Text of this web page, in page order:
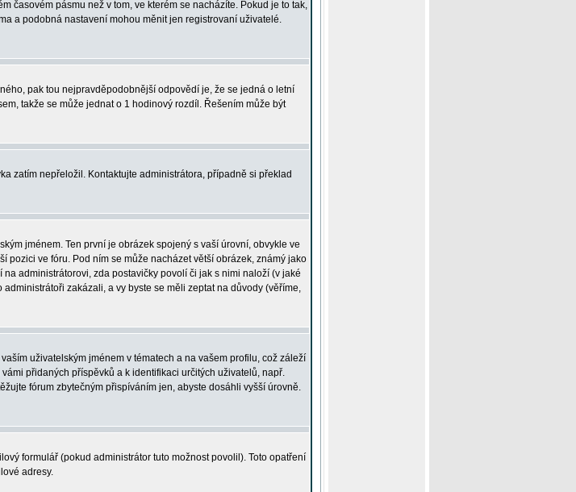
časovém pásmu než v tom, ve kterém se nacházíte. Pokud je to tak,
a podobná nastavení mohou měnit jen registrovaní uživatelé.
pak tou nejpravděpodobnější odpovědí je, že se jedná o letní
takže se může jednat o 1 hodinový rozdíl. Řešením může být
zatím nepřeložil. Kontaktujte administrátora, případně si překlad
jménem. Ten první je obrázek spojený s vaší úrovní, obvykle ve
ve fóru. Pod ním se může nacházet větší obrázek, známý jako
administrátorovi, zda postavičky povolí či jak s nimi naloží (v jaké
zakázali, a vy byste se měli zeptat na důvody (věříme,
uživatelským jménem v tématech a na vašem profilu, což záleží
přidaných příspěvků a k identifikaci určitých uživatelů, např.
fórum zbytečným přispíváním jen, abyste dosáhli vyšší úrovně.
formulář (pokud administrátor tuto možnost povolil). Toto opatření
adresy.